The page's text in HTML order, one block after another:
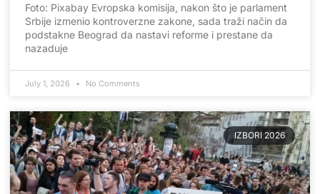
Foto: Pixabay Evropska komisija, nakon što je parlament
Srbije izmenio kontroverzne zakone, sada traži način da
podstakne Beograd da nastavi reforme i prestane da
nazaduje
July 1, 2026 No Comments
IZBORI 2026